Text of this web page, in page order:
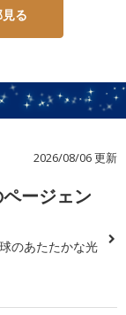
る
2026/08/06 更新
ージェン
のあたたかな光